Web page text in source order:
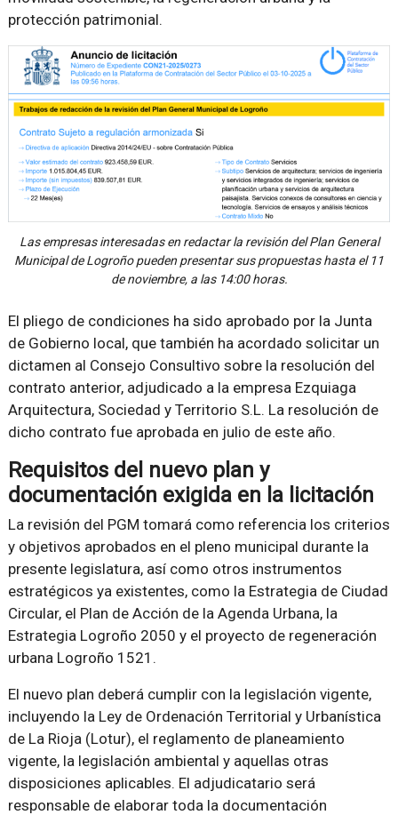
protección patrimonial.
Las empresas interesadas en redactar la revisión del Plan General
Municipal de Logroño pueden presentar sus propuestas hasta el 11
de noviembre, a las 14:00 horas.
El pliego de condiciones ha sido aprobado por la Junta
de Gobierno local, que también ha acordado solicitar un
dictamen al Consejo Consultivo sobre la resolución del
contrato anterior, adjudicado a la empresa Ezquiaga
Arquitectura, Sociedad y Territorio S.L. La resolución de
dicho contrato fue aprobada en julio de este año.
Requisitos del nuevo plan y
documentación exigida en la licitación
La revisión del PGM tomará como referencia los criterios
y objetivos aprobados en el pleno municipal durante la
presente legislatura, así como otros instrumentos
estratégicos ya existentes, como la Estrategia de Ciudad
Circular, el Plan de Acción de la Agenda Urbana, la
Estrategia Logroño 2050 y el proyecto de regeneración
urbana Logroño 1521.
El nuevo plan deberá cumplir con la legislación vigente,
incluyendo la Ley de Ordenación Territorial y Urbanística
de La Rioja (Lotur), el reglamento de planeamiento
vigente, la legislación ambiental y aquellas otras
disposiciones aplicables. El adjudicatario será
responsable de elaborar toda la documentación